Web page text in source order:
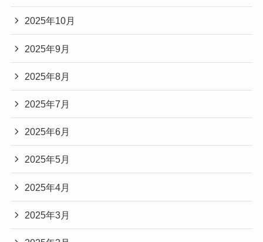
2025年10月
2025年9月
2025年8月
2025年7月
2025年6月
2025年5月
2025年4月
2025年3月